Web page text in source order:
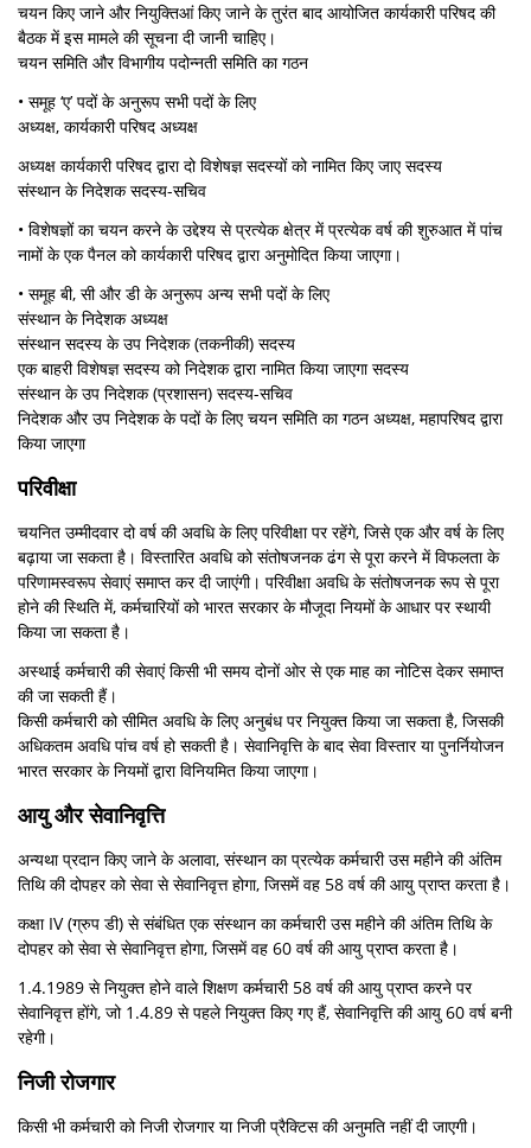
चयन किए जाने और नियुक्तिआं किए जाने के तुरंत बाद आयोजित कार्यकारी परिषद की
बैठक में इस मामले की सूचना दी जानी चाहिए।
चयन समिति और विभा‍गीय पदोन्‍नती समिति का गठन
• समूह ‘ए’ पदों के अनुरूप सभी पदों के लिए
अध्यक्ष, कार्यकारी परिषद अध्यक्ष
अध्यक्ष कार्यकारी परिषद द्वारा दो विशेषज्ञ सदस्यों को नामित किए जाए सदस्‍य
संस्थान के निदेशक सदस्य-सचिव
• विशेषज्ञों का चयन करने के उद्देश्य से प्रत्येक क्षेत्र में प्रत्येक वर्ष की शुरुआत में पांच
नामों के एक पैनल को कार्यकारी परिषद द्वारा अनुमोदित किया जाएगा।
• समूह बी, सी और डी के अनुरूप अन्य सभी पदों के लिए
संस्थान के निदेशक अध्यक्ष
संस्थान सदस्य के उप निदेशक (तकनीकी) सदस्‍य
एक बाहरी विशेषज्ञ सदस्य को निदेशक द्वारा नामित किया जाएगा सदस्‍य
संस्थान के उप निदेशक (प्रशासन) सदस्य-सचिव
निदेशक और उप निदेशक के पदों के लिए चयन समिति का गठन अध्यक्ष, महापरिषद द्वारा
किया जाएगा
परिवीक्षा
चयनित उम्मीदवार दो वर्ष की अवधि के लिए परिवीक्षा पर रहेंगे, जिसे एक और वर्ष के लिए
बढ़ाया जा सकता है। विस्तारित अवधि को संतोषजनक ढंग से पूरा करने में विफलता के
परिणामस्वरूप सेवाएं समाप्त कर दी जाएंगी। परिवीक्षा अवधि के संतोषजनक रूप से पूरा
होने की स्थिति में, कर्मचारियों को भारत सरकार के मौजूदा नियमों के आधार पर स्थायी
किया जा सकता है।
अस्थाई कर्मचारी की सेवाएं किसी भी समय दोनों ओर से एक माह का नोटिस देकर समाप्त
की जा सकती हैं।
किसी कर्मचारी को सीमित अवधि के लिए अनुबंध पर नियुक्त किया जा सकता है, जिसकी
अधिकतम अवधि पांच वर्ष हो सकती है। सेवानिवृत्ति के बाद सेवा विस्तार या पुनर्नियोजन
भारत सरकार के नियमों द्वारा विनियमित किया जाएगा।
आयु और सेवानिवृत्ति
अन्यथा प्रदान किए जाने के अलावा, संस्थान का प्रत्येक कर्मचारी उस महीने की अंतिम
तिथि की दोपहर को सेवा से सेवानिवृत्त होगा, जिसमें वह 58 वर्ष की आयु प्राप्त करता है।
कक्षा IV (ग्रुप डी) से संबंधित एक संस्थान का कर्मचारी उस महीने की अंतिम तिथि के
दोपहर को सेवा से सेवानिवृत्त होगा, जिसमें वह 60 वर्ष की आयु प्राप्त करता है।
1.4.1989 से नियुक्त होने वाले शिक्षण कर्मचारी 58 वर्ष की आयु प्राप्त करने पर
सेवानिवृत्त होंगे, जो 1.4.89 से पहले नियुक्त किए गए हैं, सेवानिवृत्ति की आयु 60 वर्ष बनी
रहेगी।
निजी रोजगार
किसी भी कर्मचारी को निजी रोजगार या निजी प्रैक्टिस की अनुमति नहीं दी जाएगी।